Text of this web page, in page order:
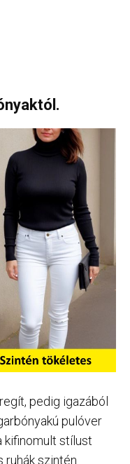
pedig igazából
pulóver
kifinomult stílust
ruhák szintén